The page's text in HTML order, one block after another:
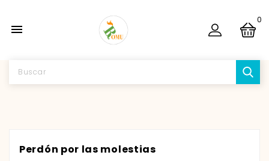

0
Perdón por las molestias